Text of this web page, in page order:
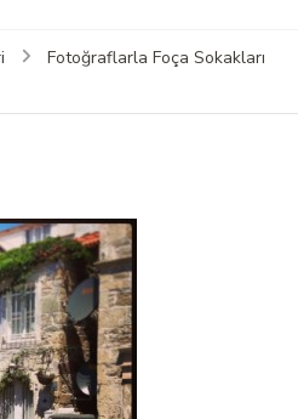
Fotoğraflarla Foça Sokakları